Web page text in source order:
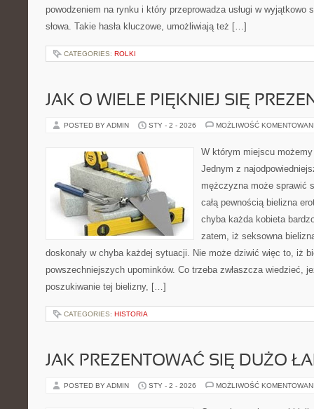
powodzeniem na rynku i który przeprowadza usługi w wyjątkowo
słowa. Takie hasła kluczowe, umożliwiają też […]
CATEGORIES: ROLKI
JAK O WIELE PIĘKNIEJ SIĘ
POSTED BY ADMIN STY - 2 - 2026 MOŻLIWOŚĆ
W którym miejscu
Jednym z
mężczyzna może sprawić
całą pewnością bielizna
chyba każda kobieta
zatem, iż seksowna
doskonały w chyba każdej sytuacji. Nie może dziwić więc to, iż
powszechniejszych upominków. Co trzeba zwłaszcza wiedzieć,
poszukiwanie tej bielizny, […]
CATEGORIES: HISTORIA
JAK PREZENTOWAĆ SIĘ DUŻO
POSTED BY ADMIN STY - 2 - 2026 MOŻLIWOŚĆ